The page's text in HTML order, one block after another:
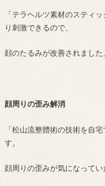
「テラヘルツ素材のスティ
り刺激できるので、
顔のたるみが改善されました
顔周りの歪み解消
「松山流整體術の技術を自
す。
顔周りの歪みが気になってい